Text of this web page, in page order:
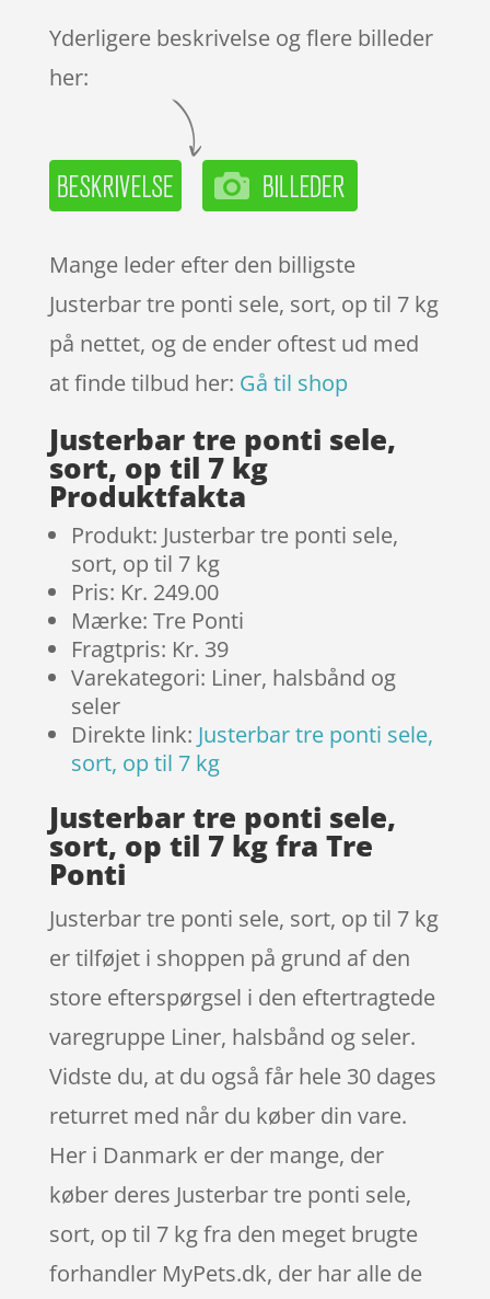
Yderligere beskrivelse og flere billeder
her:
Mange leder efter den billigste
Justerbar tre ponti sele, sort, op til 7 kg
på nettet, og de ender oftest ud med
at finde tilbud her: Gå til shop
Justerbar tre ponti sele,
sort, op til 7 kg
Produktfakta
Produkt: Justerbar tre ponti sele,
sort, op til 7 kg
Pris: Kr. 249.00
Mærke: Tre Ponti
Fragtpris: Kr. 39
Varekategori: Liner, halsbånd og
seler
Direkte link: Justerbar tre ponti sele,
sort, op til 7 kg
Justerbar tre ponti sele,
sort, op til 7 kg fra Tre
Ponti
Justerbar tre ponti sele, sort, op til 7 kg
er tilføjet i shoppen på grund af den
store efterspørgsel i den eftertragtede
varegruppe Liner, halsbånd og seler.
Vidste du, at du også får hele 30 dages
returret med når du køber din vare.
Her i Danmark er der mange, der
køber deres Justerbar tre ponti sele,
sort, op til 7 kg fra den meget brugte
forhandler MyPets.dk, der har alle de